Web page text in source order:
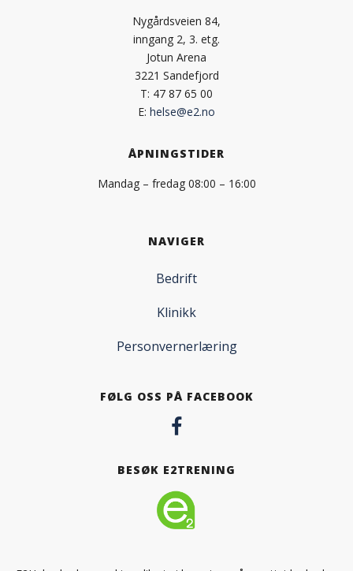
Nygårdsveien 84,
inngang 2, 3. etg.
Jotun Arena
3221 Sandefjord
T: 47 87 65 00
E: helse@e2.no
ÅPNINGSTIDER
Mandag – fredag 08:00 – 16:00
NAVIGER
Bedrift
Klinikk
Personvernerlæring
FØLG OSS PÅ FACEBOOK
BESØK E2TRENING